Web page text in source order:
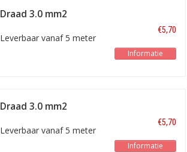
Draad 3.0 mm2
Leverbaar vanaf 5 meter
€5,70
Informatie
Draad 3.0 mm2
Leverbaar vanaf 5 meter
€5,70
Informatie